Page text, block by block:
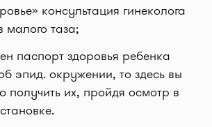
консультация гинеколога
малого таза;
паспорт здоровья ребенка
эпид. окружении, то здесь вы
получить их, пройдя осмотр в